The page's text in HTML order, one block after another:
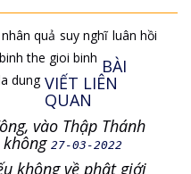
nhân quả suy nghĩ luân hồi
the gioi binh
dung
BÀI
VIẾT LIÊN
QUAN
vào Thập Thánh
27-03-2022
không về phật giới